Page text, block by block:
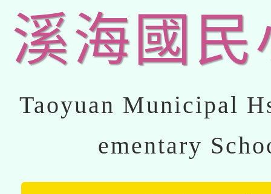
溪海國民
Taoyuan Municipal
ementary